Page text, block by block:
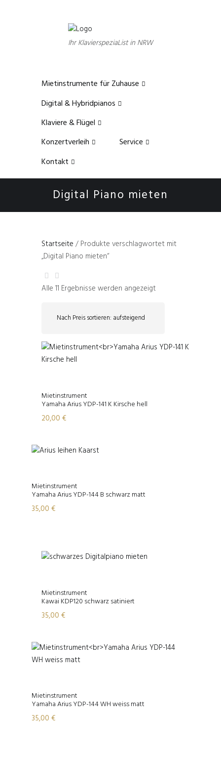
Ihr KlavierspeziaList in NRW
Mietinstrumente für Zuhause
Digital & Hybridpianos
Klaviere & Flügel
Konzertverleih
Service
Kontakt
Digital Piano mieten
Startseite / Produkte verschlagwortet mit
„Digital Piano mieten“
Alle 11 Ergebnisse werden angezeigtNach
Mietinstrument
Yamaha Arius YDP-141 K Kirsche hell
20,00 €
Mietinstrument
Yamaha Arius YDP-144 B schwarz matt
35,00 €
Mietinstrument
Kawai KDP120 schwarz satiniert
35,00 €
Mietinstrument
Yamaha Arius YDP-144 WH weiss matt
35,00 €